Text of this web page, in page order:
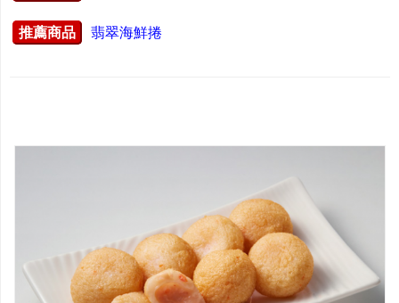
推薦商品 翡翠海鮮捲